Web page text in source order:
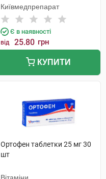
Київмедпрепарат
Є в наявності
від 25.80 грн
КУПИТИ
Ортофен таблетки 25 мг 30
шт